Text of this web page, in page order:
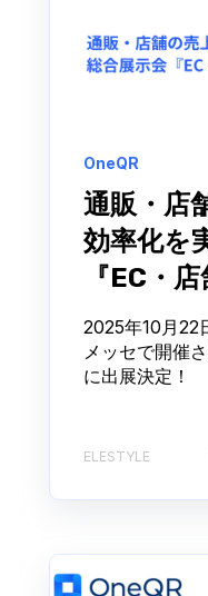
OneQR
通販・店
効率化を
『EC・
2025年10月22
メッセで開催
に出展決定！
ELESTYLE